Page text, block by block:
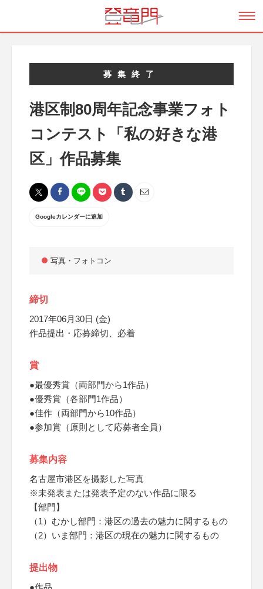
募集終了
港区制80周年記念事業フォト
コンテスト「私の好きな港
区」作品募集
Googleカレンダーに追加
写真・フォトコン
締切
2017年06月30日 (金)
作品提出・応募締切、必着
賞
●最優秀賞（両部門から1作品）
●優秀賞（各部門1作品）
●佳作（両部門から10作品）
●参加賞（原則として応募者全員）
募集内容
名古屋市港区を撮影した写真
※未発表または発表予定のない作品に限る
【部門】
（1）むかし部門：港区の過去の魅力に関するもの
（2）いま部門：港区の現在の魅力に関するもの
提出物
●作品